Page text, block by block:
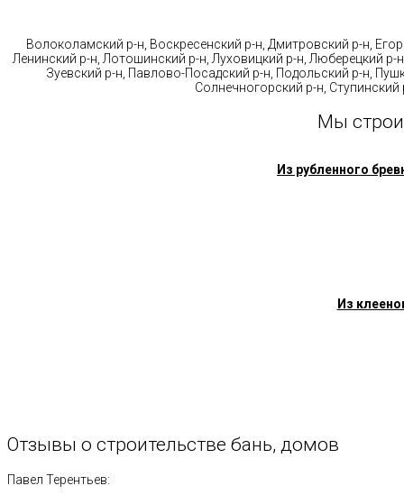
Волоколамский р-н, Воскресенский р-н, Дмитровский р-н,
Ленинский р-н, Лотошинский р-н, Луховицкий р-н, Люберецкий
Зуевский р-н, Павлово-Посадский р-н, Подольский р-н,
Солнечногорский р-н,
Мы
Из рубленного
Из
Отзывы о строительстве бань, домов
Павел Терентьев: